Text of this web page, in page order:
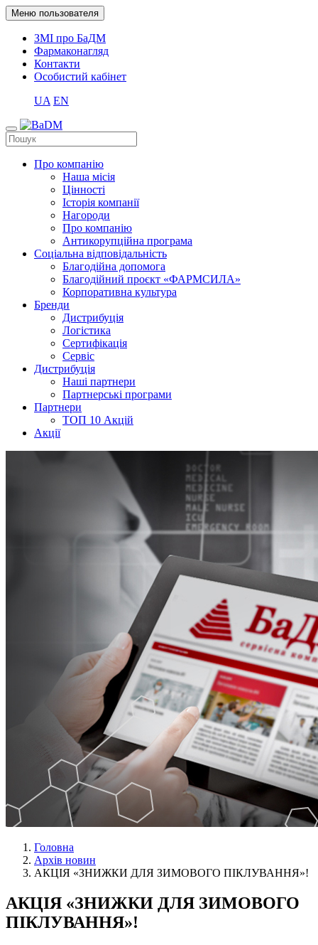
Меню пользователя
ЗМІ про БаДМ
Фармаконагляд
Контакти
Особистий кабінет
UA EN
Про компанію
Наша місія
Цінності
Історія компанії
Нагороди
Про компанію
Антикорупційна програма
Соціальна відповідальність
Благодійна допомога
Благодійний проєкт «ФАРМСИЛА»
Корпоративна культура
Бренди
Дистрибуція
Логістика
Сертифікація
Сервіс
Дистрибуція
Наші партнери
Партнерські програми
Партнери
ТОП 10 Акцій
Акції
Головна
Архів новин
АКЦІЯ «ЗНИЖКИ ДЛЯ ЗИМОВОГО ПІКЛУВАННЯ»!
АКЦІЯ «ЗНИЖКИ ДЛЯ ЗИМОВОГО
ПІКЛУВАННЯ»!